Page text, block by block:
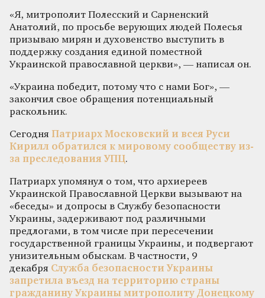
«Я, митрополит Полесский и Сарненский
Анатолий, по просьбе верующих людей Полесья
призываю мирян и духовенство выступить в
поддержку создания единой поместной
Украинской православной церкви», — написал он.
«Украина победит, потому что с нами Бог», —
закончил свое обращения потенциальный
раскольник.
Сегодня Патриарх Московский и всея Руси
Кирилл обратился к мировому сообществу из-
за преследования УПЦ.
Патриарх упомянул о том, что архиереев
Украинской Православной Церкви вызывают на
«беседы» и допросы в Службу безопасности
Украины, задерживают под различными
предлогами, в том числе при пересечении
государственной границы Украины, и подвергают
унизительным обыскам. В частности, 9
декабря Служба безопасности Украины
запретила въезд на территорию страны
гражданину Украины митрополиту Донецкому